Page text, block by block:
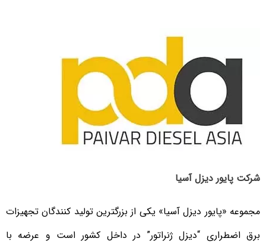
شرکت پایور دیزل آسیا
مجموعه «پایور دیزل آسیا» یکی از بزرگترین تولید کنندگان تجهیزات
برق اضطراری “دیزل ژنراتور” در داخل کشور است و عرضه با